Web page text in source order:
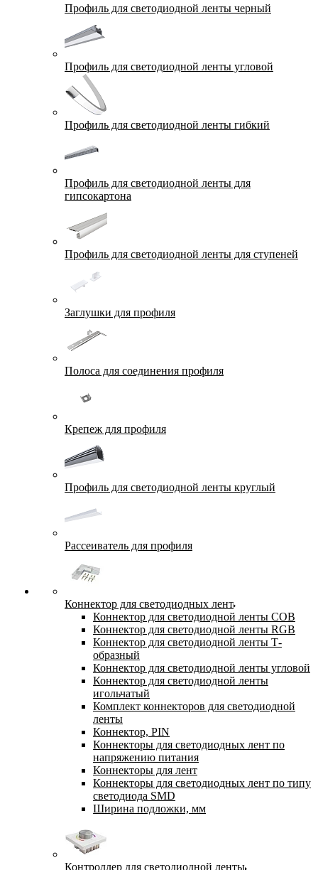
Профиль для светодиодной ленты черный
Профиль для светодиодной ленты угловой
Профиль для светодиодной ленты гибкий
Профиль для светодиодной ленты для
гипсокартона
Профиль для светодиодной ленты для ступеней
Заглушки для профиля
Полоса для соединения профиля
Крепеж для профиля
Профиль для светодиодной ленты круглый
Рассеиватель для профиля
Коннектор для светодиодных лент
Коннектор для светодиодной ленты COB
Коннектор для светодиодной ленты RGB
Коннектор для светодиодной ленты Т-
образный
Коннектор для светодиодной ленты угловой
Коннектор для светодиодной ленты
игольчатый
Комплект коннекторов для светодиодной
ленты
Коннектор, PIN
Коннекторы для светодиодных лент по
напряжению питания
Коннекторы для лент
Коннекторы для светодиодных лент по типу
светодиода SMD
Ширина подложки, мм
Контроллер для светодиодной ленты